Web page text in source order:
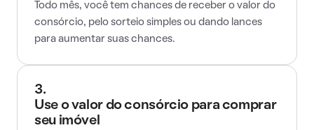
Todo mês, você tem chances de receber o valor do
consórcio, pelo sorteio simples ou dando lances
para aumentar suas chances.
3.
Use o valor do consórcio para comprar
seu imóvel